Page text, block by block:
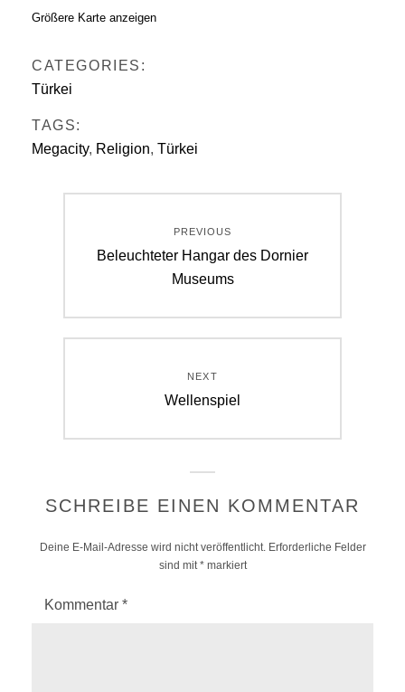
Größere Karte anzeigen
CATEGORIES:
Türkei
TAGS:
Megacity, Religion, Türkei
PREVIOUS
Previous
Beleuchteter Hangar des Dornier
Museums
NEXT
Next
Wellenspiel
SCHREIBE EINEN KOMMENTAR
Deine E-Mail-Adresse wird nicht veröffentlicht. Erforderliche Felder
sind mit*markiert
Kommentar *